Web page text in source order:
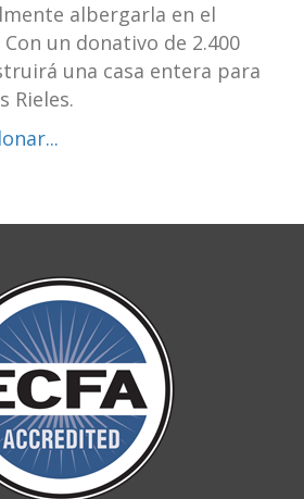
albergarla en el
un donativo de 2.400
una casa entera para
Rieles.